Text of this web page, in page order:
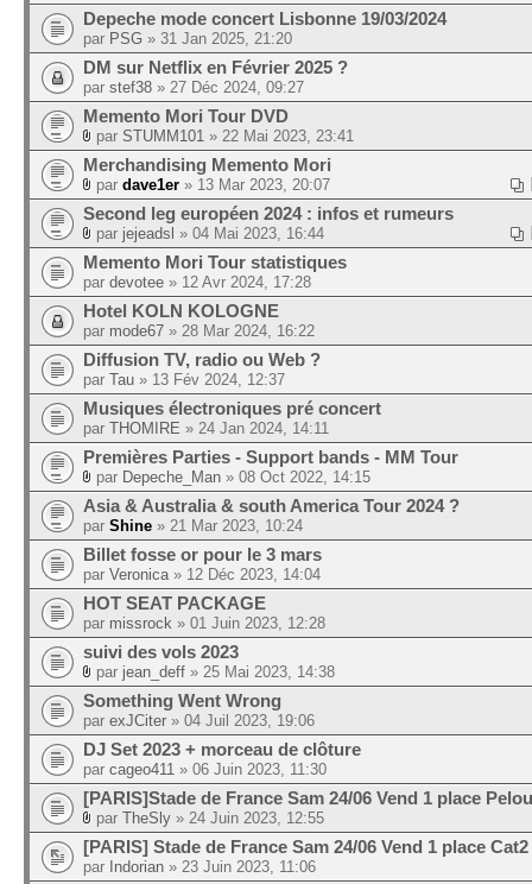
Depeche mode concert Lisbonne 19/03/2024
par PSG » 31 Jan 2025, 21:20
DM sur Netflix en Février 2025 ?
par stef38 » 27 Déc 2024, 09:27
Memento Mori Tour DVD
par STUMM101 » 22 Mai 2023, 23:41
Merchandising Memento Mori
par dave1er » 13 Mar 2023, 20:07
Second leg européen 2024 : infos et rumeurs
par jejeadsl » 04 Mai 2023, 16:44
Memento Mori Tour statistiques
par devotee » 12 Avr 2024, 17:28
Hotel KOLN KOLOGNE
par mode67 » 28 Mar 2024, 16:22
Diffusion TV, radio ou Web ?
par Tau » 13 Fév 2024, 12:37
Musiques électroniques pré concert
par THOMIRE » 24 Jan 2024, 14:11
Premières Parties - Support bands - MM Tour
par Depeche_Man » 08 Oct 2022, 14:15
Asia & Australia & south America Tour 2024 ?
par Shine » 21 Mar 2023, 10:24
Billet fosse or pour le 3 mars
par Veronica» 12 Déc 2023, 14:04
HOT SEAT PACKAGE
par missrock » 01 Juin 2023, 12:28
suivi des vols 2023
par jean_deff » 25 Mai 2023, 14:38
Something Went Wrong
par exJCiter » 04 Juil 2023, 19:06
DJ Set 2023 + morceau de clôture
par cageo411 » 06 Juin 2023, 11:30
[PARIS]Stade de France Sam 24/06 Vend 1 place
par TheSly » 24 Juin 2023, 12:55
[PARIS] Stade de France Sam 24/06 Vend 1 place Cat2
par Indorian » 23 Juin 2023, 11:06